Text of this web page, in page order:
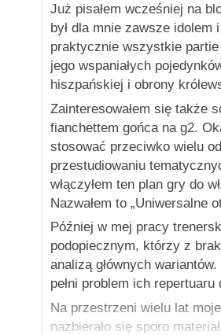
Jerzy Konikowski i Uwe
Eröffnungen Damengambit
lesen – verstehen – spielen
Joachim Beyer Verlag
315 stron
ISBN 978-3-95920-120-9
II wydanie: 2024 (ISBN 978-
Już pisałem wcześniej na
był dla mnie zawsze idolem
praktycznie wszystkie
jego wspaniałych
hiszpańskiej i obrony
Zainteresowałem się także
fianchettem gońca na g2.
stosować przeciwko wielu
przestudiowaniu
włączyłem ten plan gry do
Nazwałem to „Uniwersalne
Później w mej pracy
podopiecznym, którzy z
analizą głównych
pełni problem ich repertuaru
Na przestrzeni wielu lat
nazbierało się sporo